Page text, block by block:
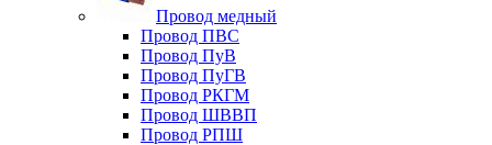
Провод медный
Провод ПВС
Провод ПуВ
Провод ПуГВ
Провод РКГМ
Провод ШВВП
Провод РПШ